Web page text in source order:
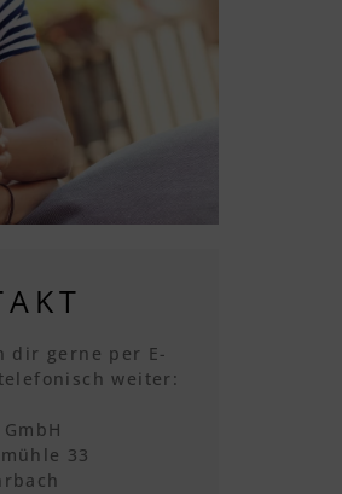
dir gerne per E-
weiter:
33